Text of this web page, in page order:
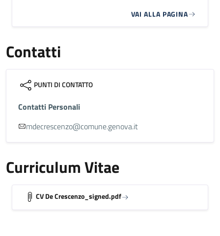
VAI ALLA PAGINA
Contatti
PUNTI DI CONTATTO
Contatti Personali
mdecrescenzo@comune.genova.it
Curriculum Vitae
CV De Crescenzo_signed.pdf